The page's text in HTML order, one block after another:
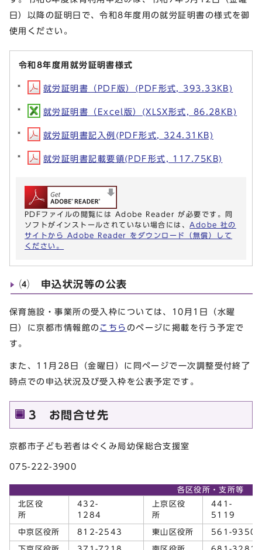
日）以降の証明日で、令和8年度用の就労証明書の様式を御
使用ください。
令和8年度用就労証明書様式
就労証明書（PDF版）(PDF形式, 393.33KB)
就労証明書（Excel版）(XLSX形式, 86.28KB)
就労証明書記入例(PDF形式, 324.31KB)
就労証明書記載要領(PDF形式, 117.75KB)
PDFファイルの閲覧には Adobe Reader が必要です。同
ソフトがインストールされていない場合には、 Adobe 社の
サイトから Adobe Reader をダウンロード（無償）して
ください。
⑷ 申込状況等の公表
保育施設・事業所の受入枠については、10月1日（水曜
日）に京都市情報館の こちら のページに掲載を行う予定で
す。
また、11月28日（金曜日）に同ページで一次調整受付終了
時点での申込状況及び受入枠を公表予定です。
3 お問合せ先
京都市子ども若者はぐくみ局幼保総合支援室
075-222-3900
各区役所・支所等
北区役
所
432-
1284
上京区役
所
441-
中京区役所 812-2543 東山区役所 561-9350